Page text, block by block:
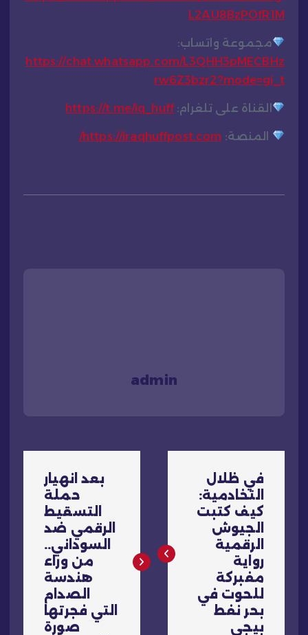
L2AU8BzPOfR1M
مجموعة واتساب:
https://chat.whatsapp.com/L3QHH3pMECBHz
rw6Z3bzr2?mode=gi_t
القناة على تلغرام:https://t.me/iq_huff
المنصة: https://iraqhuffpost.com/
admin
ص
ح
في ظلال
التخادمية:
كيف كتبت
الجيوش
الرقمية
رواية
مفبركة
للحوت في
بحر نفط
بيجي
بعد انهيار
حملة
التسقيط
الرقمي ضد
السوداني..
من وراء
هندسة
الصدام
التي فجرتها
صورة